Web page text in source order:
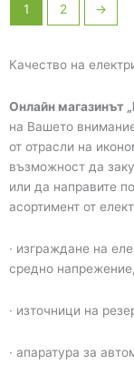
1 2 →
Качество на
Онлайн магазинът
на Вашето
от отрасли на
възможност да
или да направите
асортимент от
· изграждане на
средно напрежение,
· източници на
· апаратура за